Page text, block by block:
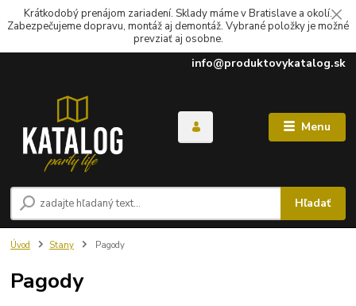
Krátkodobý prenájom zariadení. Sklady máme v Bratislave a okolí.
Zabezpečujeme dopravu, montáž aj demontáž. Vybrané položky je možné
prevziať aj osobne.
Menu
Hľadať
info@produktovykatalog.sk
Úvod Stany Pagody
Pagody